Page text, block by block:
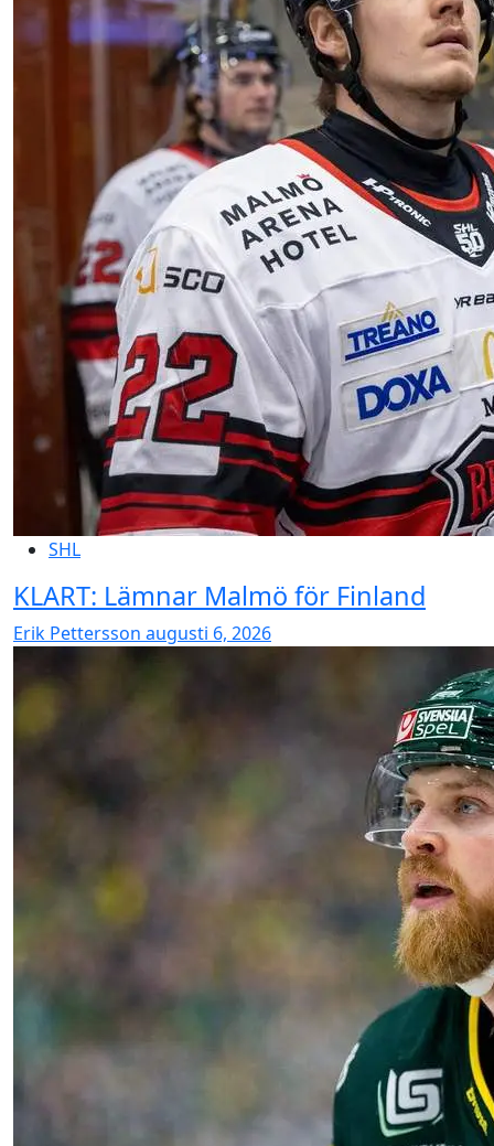
SHL
KLART: Lämnar Malmö för Finland
Erik Pettersson augusti 6, 2026